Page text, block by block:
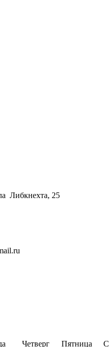
Либкнехта, 25
Четверг Пятница